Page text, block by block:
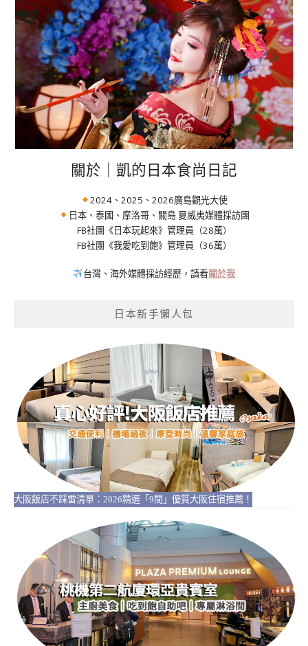
關於｜凱的日本食尚日記
2024、2025、2026廣島觀光大使
日本、泰國、摩洛哥、關島 夏威夷媒體採訪團
FB社團《日本玩起來》管理員（28萬）
FB社團《我愛吃到飽》管理員（36萬）
台灣、海外媒體採訪經歷，請看關於我
日本新手懶人包
大阪飯店不踩雷清單：2026精選「9間」優質大阪住宿推薦！